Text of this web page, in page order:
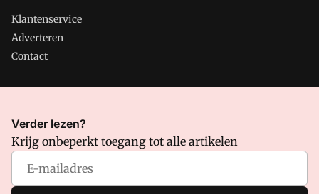
Klantenservice
Adverteren
Contact
CMweb is onderdeel van VMN media. Lees in
waar VMN media voor staat. Op gebruik van deze site zijn de
volgende regelingen van toepassing:Algemene Voorwaarden
Privacy en Cookie beleid
Verder lezen?
Krijg onbeperkt toegang tot alle artikelen